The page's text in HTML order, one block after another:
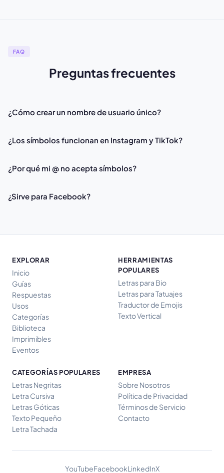
FAQ
Preguntas frecuentes
¿Cómo crear un nombre de usuario único?
¿Los símbolos funcionan en Instagram y TikTok?
¿Por qué mi @ no acepta símbolos?
¿Sirve para Facebook?
EXPLORAR
Inicio
Guías
Respuestas
Usos
Categorías
Biblioteca
Imprimibles
Eventos
HERRAMIENTAS
POPULARES
Letras para Bio
Letras para Tatuajes
Traductor de Emojis
Texto Vertical
CATEGORÍAS POPULARES
Letras Negritas
Letra Cursiva
Letras Góticas
Texto Pequeño
Letra Tachada
EMPRESA
Sobre Nosotros
Política de Privacidad
Términos de Servicio
Contacto
YouTubeFacebookLinkedInX